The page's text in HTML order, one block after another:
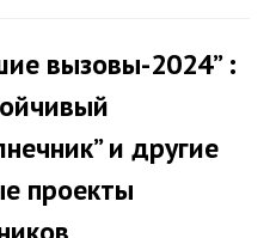
вызовы-2024” :
и другие
проекты